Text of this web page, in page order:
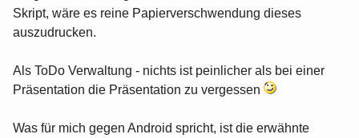
Skript, wäre es reine Papierverschwendung dieses
auszudrucken.
Als ToDo Verwaltung - nichts ist peinlicher als bei einer
Präsentation die Präsentation zu vergessen
Was für mich gegen Android spricht, ist die erwähnte